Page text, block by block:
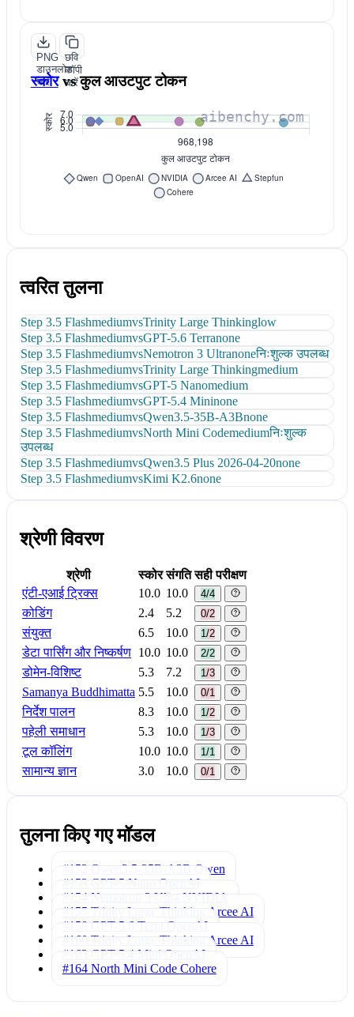
PNG
डाउनलोड
करें
छवि
कॉपी
करें
स्कोर vsकुल आउटपुट टोकन
त्वरित तुलना
Step 3.5 FlashmediumvsTrinity Large Thinkinglow
Step 3.5 FlashmediumvsGPT-5.6 Terranone
Step 3.5 FlashmediumvsNemotron 3 Ultranoneनिःशुल्क उपलब्ध
Step 3.5 FlashmediumvsTrinity Large Thinkingmedium
Step 3.5 FlashmediumvsGPT-5 Nanomedium
Step 3.5 FlashmediumvsGPT-5.4 Mininone
Step 3.5 FlashmediumvsQwen3.5-35B-A3Bnone
Step 3.5 FlashmediumvsNorth Mini Codemediumनिःशुल्क
उपलब्ध
Step 3.5 FlashmediumvsQwen3.5 Plus 2026-04-20none
Step 3.5 FlashmediumvsKimi K2.6none
श्रेणी विवरण
श्रेणी स्कोर संगति सही परीक्षण
एंटी-एआई ट्रिक्स
10.0 10.0 4/4
कोडिंग 2.4 5.2 0/2
संयुक्त 6.5 10.0 1/2
डेटा पार्सिंग और निष्कर्षण 10.0 10.0 2/2
डोमेन-विशिष्ट 5.3 7.2 1/3
Samanya Buddhimatta 5.5 10.0 0/1
निर्देश पालन 8.3 10.0 1/2
पहेली समाधान 5.3 10.0 1/3
टूल कॉलिंग 10.0 10.0 1/1
सामान्य ज्ञान 3.0 10.0 0/1
तुलना किए गए मॉडल
#152 Qwen3.5-35B-A3B Qwen
#153 GPT-5 Nano
OpenAI
#154 Nemotron 3 Ultra NVIDIA
#155 Trinity Large Thinking
Arcee AI
#158 GPT-5.6 Terra
OpenAI
#160 Trinity Large Thinking
Arcee AI
#163 GPT-5.4 Mini OpenAI
#164 North Mini Code Cohere